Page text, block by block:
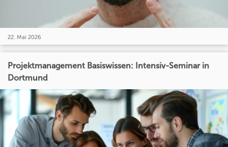
22. Mai 2026
Projektmanagement Basiswissen: Intensiv-Seminar in
Dortmund